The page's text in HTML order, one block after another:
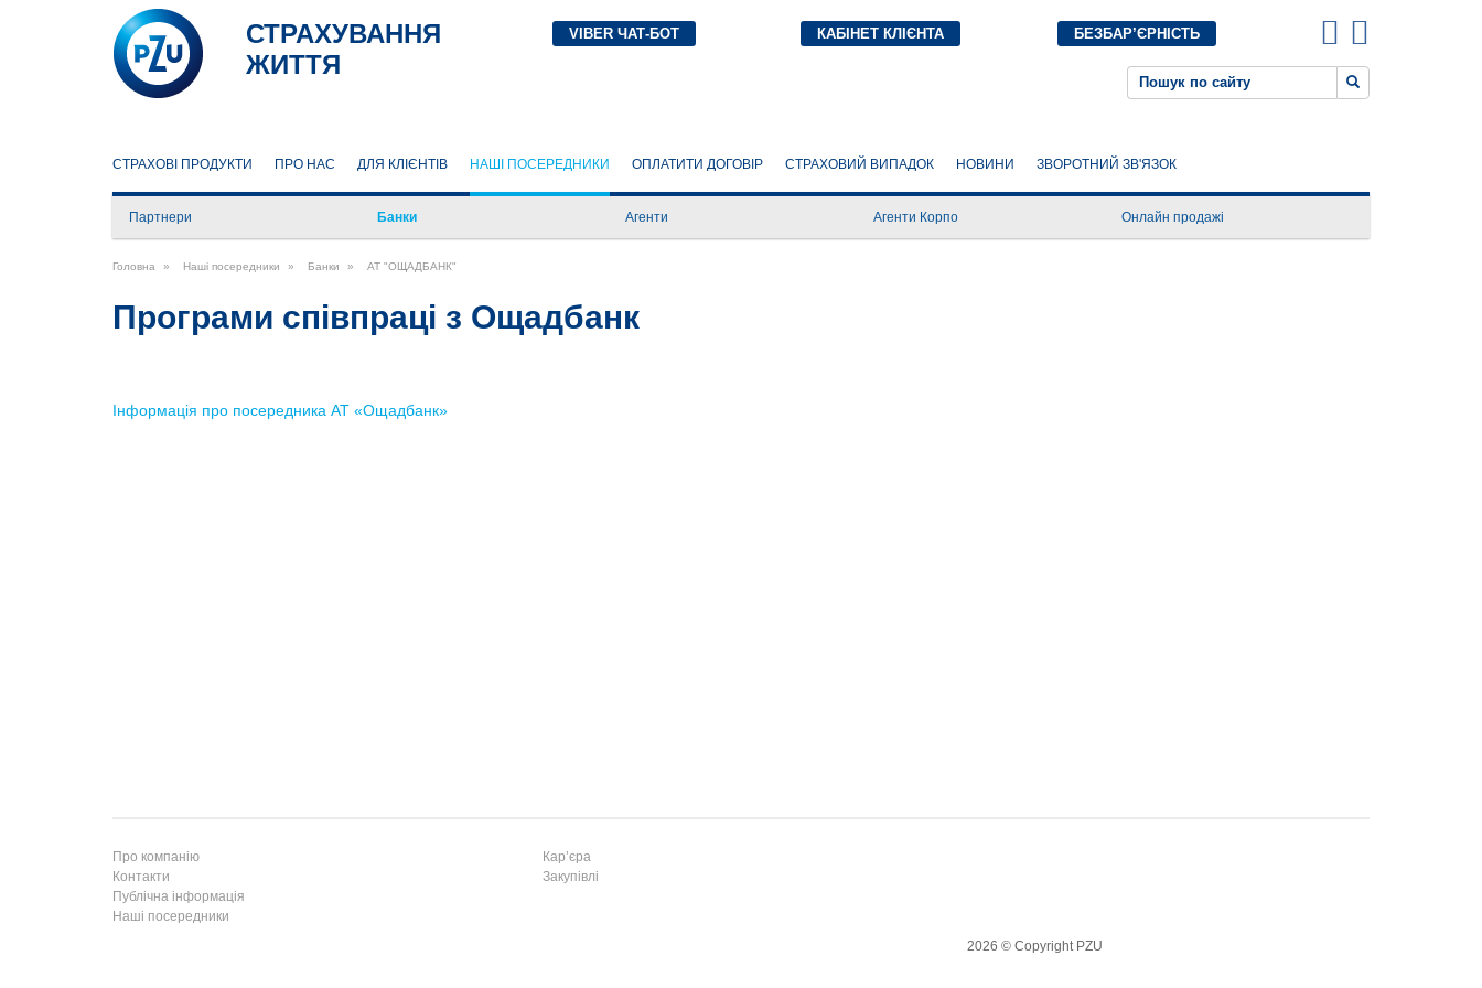
СТРАХУВАННЯ
ЖИТТЯ
VIBER ЧАТ-БОТ КАБІНЕТ КЛІЄНТА БЕЗБАР’ЄРНІСТЬ
СТРАХОВІ ПРОДУКТИ ПРО НАС ДЛЯ КЛІЄНТІВ НАШІ ПОСЕРЕДНИКИ (CURRENT)
ОПЛАТИТИ ДОГОВІР СТРАХОВИЙ ВИПАДОК НОВИНИ ЗВОРОТНИЙ ЗВ'ЯЗОК
Партнери
ПП «МАЙБУТНЄ ЖИТТЯ –
ТОВ «БЕСТ ЛАЙФ – УКРАЇНА»
Банки Агенти Агенти Корпо Онлайн продажі
Головна Наші посередники Банки АТ "ОЩАДБАНК"
Програми співпраці з Ощадбанк
Інформація про посередника АТ «Ощадбанк»
Про компанію
Контакти
Публічна інформація
Наші посередники
Кар’єра
Закупівлі
2026 © Copyright PZU